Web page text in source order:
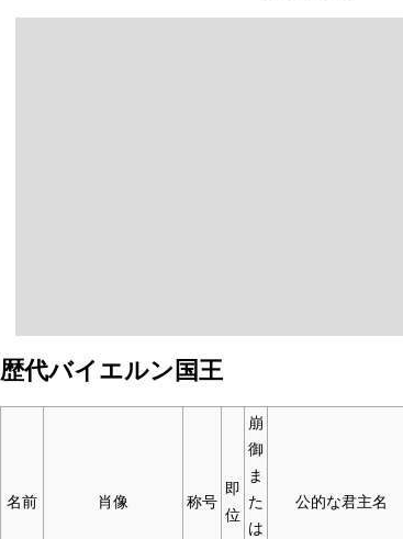
歴代バイエルン国王
名前 肖像 称号
即
位
崩
御
ま
た
は
公的な君主名